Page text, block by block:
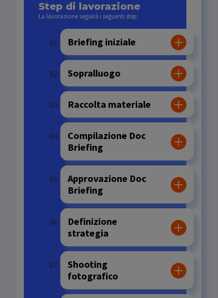
Step di lavorazione
La lavorazione seguirà i seguenti step:
Briefing iniziale
Sopralluogo
Raccolta materiale
Compilazione Doc
Briefing
Approvazione Doc
Briefing
Definizione
strategia
Shooting
fotografico